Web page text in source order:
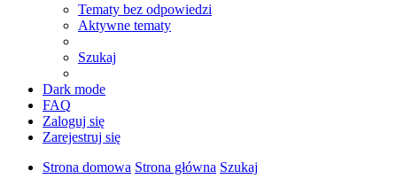
Tematy bez odpowiedzi
Aktywne tematy
Szukaj
Dark mode
FAQ
Zaloguj się
Zarejestruj się
Strona domowa Strona główna Szukaj